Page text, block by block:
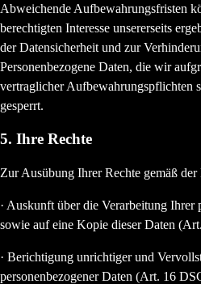
Abweichende Aufbewahrungsfristen
berechtigten Interesse unsererseits
der Datensicherheit und zur
Personenbezogene Daten, die wir
vertraglicher Aufbewahrungspflichten
gesperrt.
5. Ihre Rechte
Zur Ausübung Ihrer Rechte gemäß
· Auskunft über die Verarbeitung Ihrer
sowie auf eine Kopie dieser Daten
· Berichtigung unrichtiger und
personenbezogener Daten (Art. 16